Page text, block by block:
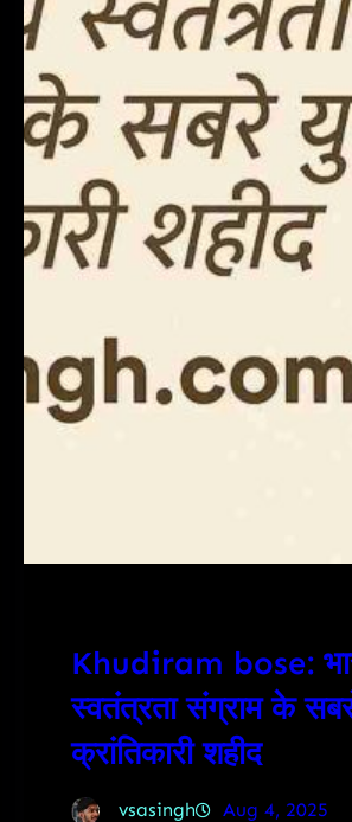
Khudiram bose:
स्वतंत्रता संग्राम के
क्रांतिकारी शहीद
vsasingh Aug 4, 2025